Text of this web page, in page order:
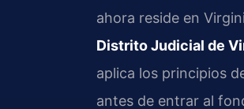
ahora reside en
Distrito Judicial de
aplica los principios
antes de entrar al